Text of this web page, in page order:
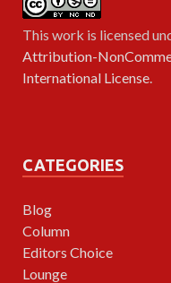
This work is licensed
Attribution-
International License.
CATEGORIES
Blog
Column
Editors Choice
Lounge